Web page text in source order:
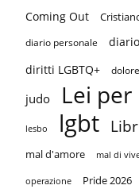
Coming Out
diario personale
diritti LGBTQ+ dolore
judo Lei per
lesbo lgbt
mal d'amore mal di
operazione Pride 2026